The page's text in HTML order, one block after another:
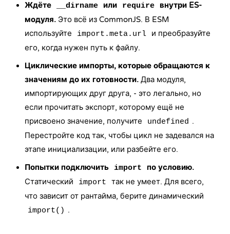
Ждёте
__dirname или require внутри ES-
модуля. Это всё из CommonJS. В ESM
используйте
import.meta.url
и преобразуйте
его, когда нужен путь к файлу.
Циклические импорты, которые обращаются к
значениям до их готовности. Два модуля,
импортирующих друг друга, - это легально, но
если прочитать экспорт, которому ещё не
присвоено значение, получите
undefined .
Перестройте код так, чтобы цикл не задевался на
этапе инициализации, или разбейте его.
Попытки подключить import
по условию.
Статический
import
так не умеет. Для всего,
что зависит от рантайма, берите динамический
import() .